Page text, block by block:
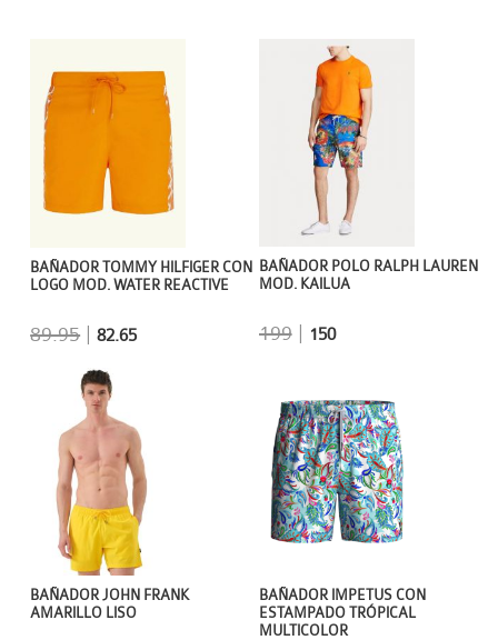
BAÑADOR POLO RALPH LAUREN
MOD. KAILUA
199| 150
BAÑADOR TOMMY HILFIGER CON
LOGO MOD. WATER REACTIVE
89.95 |82.65
BAÑADOR IMPETUS CON
ESTAMPADO TRÓPICAL
MULTICOLOR
BAÑADOR JOHN FRANK
AMARILLO LISO